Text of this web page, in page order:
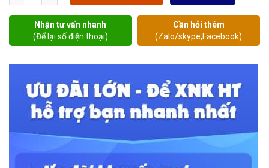
Nhận tư vấn nhanh
(Để lại số điện thoại)
Cần hỏi thêm
(Zalo/skype,Facebook)